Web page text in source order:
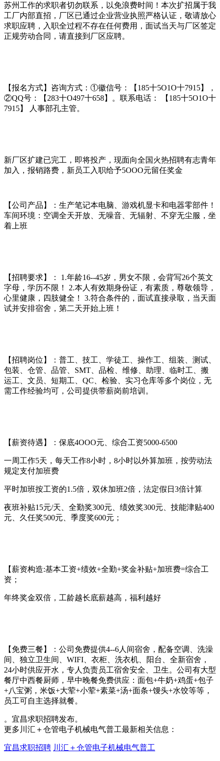
苏州工作的求职者切勿联系，以免浪费时间！本次扩招属于我
工厂内部直招，厂区已通过企业营业执照严格认证，敬请放心
求职应聘，入职全过程不存在任何费用，面试当天与厂区签定
正规劳动合同，请直接到厂区应聘。
【报名方式】咨询方式：①徽信号：【185十5O1O十7915】，
②QQ号：【283十O497十658】。联系电话： 【185十5O1O十
7915】 人事部孔主管。
新厂区扩建已完工，即将投产，现面向全国火热招聘有志青年
加入，报销路费，新员工入职给予5OOO元留任奖金
【公司产品】：生产笔记本电脑、游戏机显卡和电器零部件！
车间环境：空调全天开放、无噪音、无辐射、不穿无尘服，坐
着上班
【招聘要求】： 1.年龄16--45岁，男女不限，会背写26个英文
字母，学历不限！ 2.本人有效期身份证，有素质，尊敬领导，
心里健康，四肢健全！ 3.符合条件的，面试直接录取，当天面
试并安排宿舍，第二天开始上班！
【招聘岗位】：普工、技工、学徒工、操作工、组装、测试、
包装、仓管、品管、SMT、品检、维修、助理、临时工、搬
运工、文员、短期工、QC、检验、实习仓库等多个岗位，无
需工作经验均可，公司提供带薪岗前培训。
【薪资待遇】：保底4OOO元、综合工资5000-6500
一周工作5天，每天工作8小时，8小时以外算加班，按劳动法
规定支付加班费
平时加班按工资的1.5倍，双休加班2倍，法定假日3倍计算
夜班补贴15元/天、全勤奖300元、绩效奖300元、技能津贴400
元、久任奖500元、季度奖600元；
【薪资构造:基本工资+绩效+全勤+奖金补贴+加班费=综合工
资；
年终奖金双倍，工龄越长底薪越高，福利越好
【免费三餐】：公司免费提供4--6人间宿舍，配备空调、洗澡
间、独立卫生间、WIFI、衣柜、洗衣机、阳台、全新宿舍，
24小时供应开水，专人负责员工宿舍安全、卫生。公司有大型
餐厅中西餐厨师，早中晚餐免费供应：面包+牛奶+鸡蛋+包子
+八宝粥，米饭+大荤+小荤+素菜+汤+面条+馒头+水饺等等，
员工可自主选择就餐。
。宜昌求职招聘发布。
更多川汇＋仓管电子机械电气普工最新相关信息：
宜昌求职招聘 川汇＋仓管电子机械电气普工